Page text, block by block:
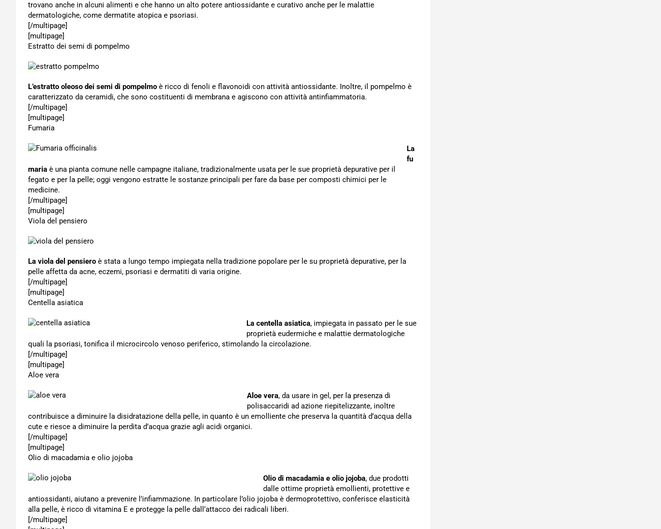
trovano anche in alcuni alimenti e che hanno un alto potere antiossidante e curativo anche per le malattie
dermatologiche, come dermatite atopica e psoriasi.
[/multipage]
[multipage]
Estratto dei semi di pompelmo
L’estratto oleoso dei semi di pompelmo è ricco di fenoli e flavonoidi con attività antiossidante. Inoltre, il pompelmo è
caratterizzato da ceramidi, che sono costituenti di membrana e agiscono con attività antinfiammatoria.
[/multipage]
[multipage]
Fumaria
La
fu
maria è una pianta comune nelle campagne italiane, tradizionalmente usata per le sue proprietà depurative per il
fegato e per la pelle; oggi vengono estratte le sostanze principali per fare da base per composti chimici per le
medicine.
[/multipage]
[multipage]
Viola del pensiero
La viola del pensiero è stata a lungo tempo impiegata nella tradizione popolare per le su proprietà depurative, per la
pelle affetta da acne, eczemi, psoriasi e dermatiti di varia origine.
[/multipage]
[multipage]
Centella asiatica
La centella asiatica, impiegata in passato per le sue
proprietà eudermiche e malattie dermatologiche
quali la psoriasi, tonifica il microcircolo venoso periferico, stimolando la circolazione.
[/multipage]
[multipage]
Aloe vera
Aloe vera, da usare in gel, per la presenza di
polisaccaridi ad azione riepitelizzante, inoltre
contribuisce a diminuire la disidratazione della pelle, in quanto è un emolliente che preserva la quantità d’acqua della
cute e riesce a diminuire la perdita d’acqua grazie agli acidi organici.
[/multipage]
[multipage]
Olio di macadamia e olio jojoba
Olio di macadamia e olio jojoba, due prodotti
dalle ottime proprietà emollienti, protettive e
antiossidanti, aiutano a prevenire l’infiammazione. In particolare l’olio jojoba è dermoprotettivo, conferisce elasticità
alla pelle, è ricco di vitamina E e protegge la pelle dall’attacco dei radicali liberi.
[/multipage]